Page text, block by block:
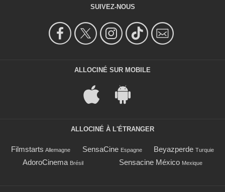
SUIVEZ-NOUS
ALLOCINÉ SUR MOBILE
ALLOCINÉ À L'ÉTRANGER
Filmstarts Allemagne SensaCine Espagne Beyazperde Turquie
AdoroCinema Brésil Sensacine México Mexique